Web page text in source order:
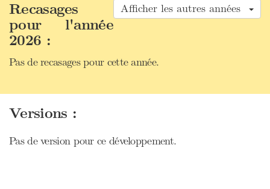
Afficher les autres années
Recasages
pour l'année
2026 :
Pas de recasages pour cette année.
Versions :
Pas de version pour ce développement.